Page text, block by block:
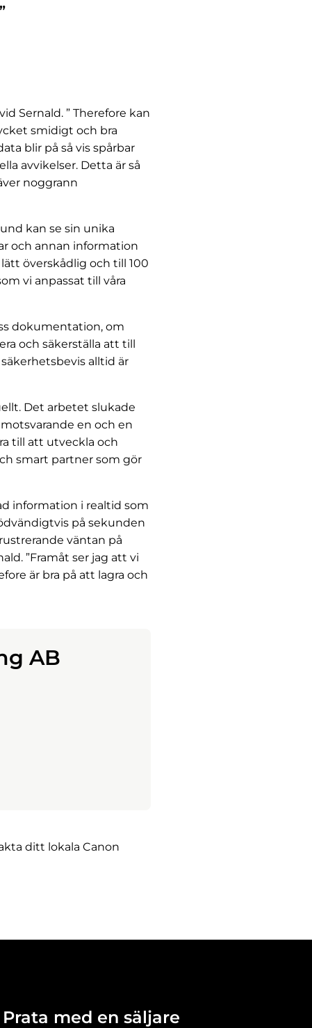
Sernald. ” Therefore kan
smidigt och bra
blir på så vis spårbar
avvikelser. Detta är så
noggrann
kan se sin unika
och annan information
överskådlig och till 100
vi anpassat till våra
dokumentation, om
och säkerställa att till
alltid är
Det arbetet slukade
en och en
till att utveckla och
smart partner som gör
information i realtid som
på sekunden
väntan på
”Framåt ser jag att vi
är bra på att lagra och
AB
ditt lokala Canon
Prata med en säljare